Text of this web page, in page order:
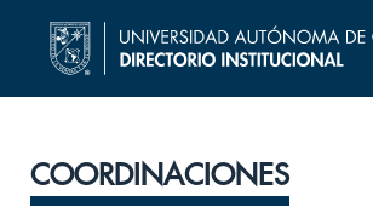
COORDINACIONES